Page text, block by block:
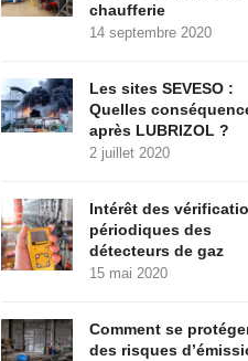
chaufferie
14 septembre 2020
Les sites SEVESO :
Quelles
après LUBRIZOL ?
2 juillet 2020
Intérêt des
périodiques des
détecteurs de gaz
15 mai 2020
Comment se
des risques